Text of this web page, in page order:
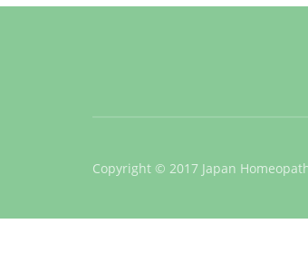
Copyright © 2017 Japan